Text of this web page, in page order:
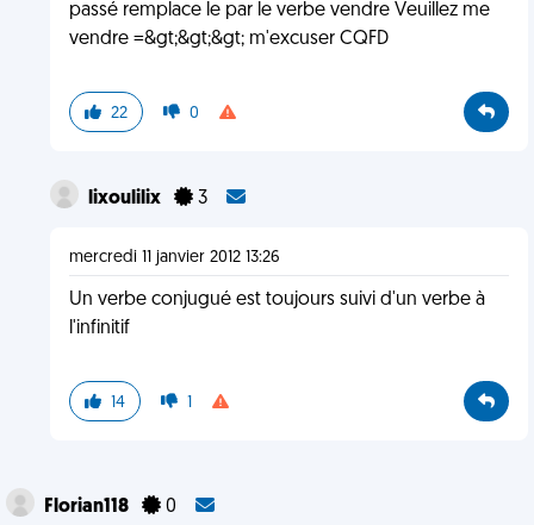
passé remplace le par le verbe vendre Veuillez me
vendre =&gt;&gt;&gt; m'excuser CQFD
22 0
lixoulilix 3
mercredi 11 janvier 2012 13:26
Un verbe conjugué est toujours suivi d'un verbe à
l'infinitif
14 1
Florian118 0